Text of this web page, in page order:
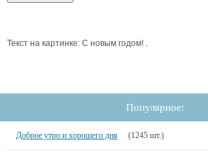
Текст на картинке: С новым годом! .
Популярное:
Доброе утро и хорошего дня (1245 шт.)